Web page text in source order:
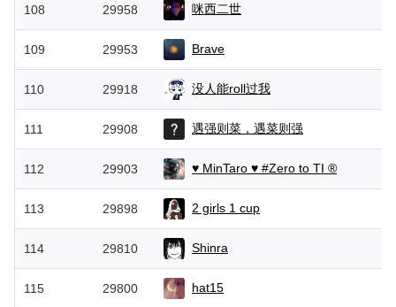
108 29958 咪西二世
109 29953 Brave
110 29918 没人能roll过我
111 29908 遇强则菜，遇菜则强
112 29903 ♥ MinTaro ♥ #Zero to TI ®
113 29898 2 girls 1 cup
114 29810 Shinra
115 29800 hat15